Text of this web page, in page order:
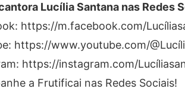
Lucília Santana nas Redes
https://m.facebook.com/
https://www.youtube.com/
https://instagram.com/
a Frutificai nas Redes Sociais!